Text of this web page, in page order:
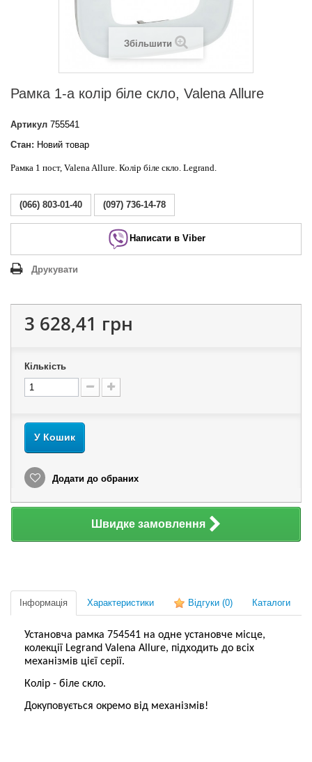
Збільшити
Рамка 1-а колір біле скло, Valena Allure
Артикул 755541
Стан: Новий товар
Рамка 1 пост, Valena Allure. Колір біле скло. Legrand.
(066) 803-01-40 (097) 736-14-78
Написати в Viber
Друкувати
3 628,41 грн
Кількість
У Кошик
Додати до обраних
Швидке замовлення
Інформація Характеристики Відгуки (0) Каталоги
Установча рамка 754541 на одне установче місце,
колекції Legrand Valena Allure, підходить до всіх
механізмів цієї серії.
Колір - біле скло.
Докуповується окремо від механізмів!